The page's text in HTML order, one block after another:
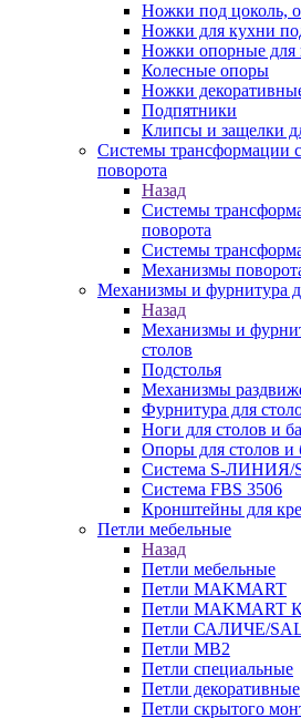
Ножки под цоколь,
Ножки для кухни
Ножки опорные для
Колесные опоры
Ножки
Подпятники
Клипсы и защелки
Системы трансформации
поворота
Назад
Системы
поворота
Системы
Механизмы
Механизмы и фурнитура
Назад
Механизмы и
столов
Подстолья
Механизмы
Фурнитура для
Ноги для столов и
Опоры для столов и
Система S-ЛИНИЯ/
Система FBS 3506
Кронштейны для
Петли мебельные
Назад
Петли мебельные
Петли MAKMART
Петли MAKMART
Петли САЛИЧЕ/
Петли MB2
Петли специальные
Петли декоративные
Петли скрытого